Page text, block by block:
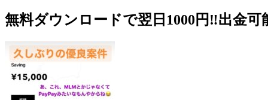
無料ダウンロードで翌日1000円‼️出金可